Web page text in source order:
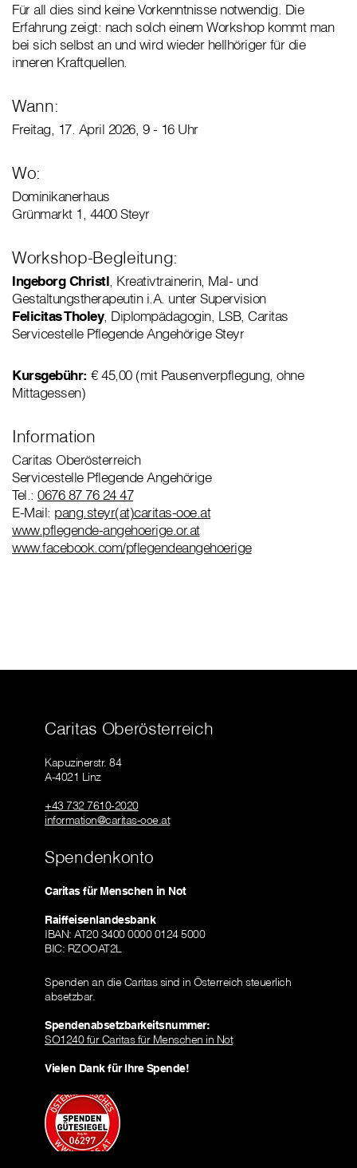
Für all dies sind keine Vorkenntnisse notwendig. Die
Erfahrung zeigt: nach solch einem Workshop kommt man
bei sich selbst an und wird wieder hellhöriger für die
inneren Kraftquellen.
Wann:
Freitag, 17. April 2026, 9 - 16 Uhr
Wo:
Dominikanerhaus
Grünmarkt 1, 4400 Steyr
Workshop-Begleitung:
Ingeborg Christl , Kreativtrainerin, Mal- und
Gestaltungstherapeutin i.A. unter Supervision
Felicitas Tholey, Diplompädagogin, LSB, Caritas
Servicestelle Pflegende Angehörige Steyr
Kursgebühr: € 45,00 (mit Pausenverpflegung, ohne
Mittagessen)
Information
Caritas Oberösterreich
Servicestelle Pflegende Angehörige
Tel.: 0676 87 76 24 47
E-Mail: pang.steyr(at)caritas-ooe.at
www.pflegende-angehoerige.or.at
www.facebook.com/pflegendeangehoerige
Caritas Oberösterreich
Kapuzinerstr. 84
A-4021 Linz
+43 732 7610-2020
information@caritas-ooe.at
Spendenkonto
Caritas für Menschen in Not
Raiffeisenlandesbank
IBAN: AT20 3400 0000 0124 5000
BIC: RZOOAT2L
Spenden an die Caritas sind in Österreich steuerlich
absetzbar.
Spendenabsetzbarkeitsnummer:
SO1240 für Caritas für Menschen in Not
Vielen Dank für Ihre Spende!